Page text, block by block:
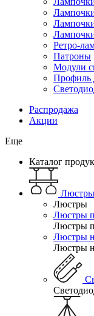
Ретро-
Патроны
Модули
Профиль
Распродажа
Акции
Еще
Каталог
Люстры
Люстры
Люстры
Люстры
Люстры
Люстры